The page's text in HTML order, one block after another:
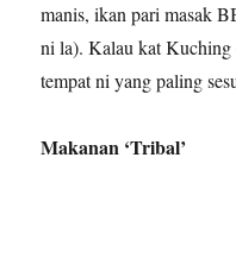
manis, ikan pari masak
ni la). Kalau kat Kuching
tempat ni yang paling
Makanan ‘Tribal’